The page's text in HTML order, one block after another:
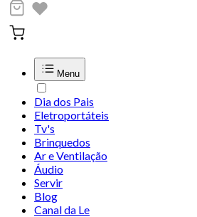
Menu
Dia dos Pais
Eletroportáteis
Tv's
Brinquedos
Ar e Ventilação
Áudio
Servir
Blog
Canal da Le